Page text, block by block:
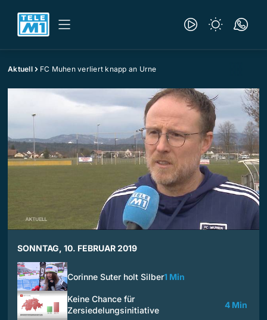
Aktuell FC Muhen verliert knapp an Urne
SONNTAG, 10. FEBRUAR 2019
Corinne Suter holt Silber1 Min
Keine Chance für
Zersiedelungsinitiative
4 Min